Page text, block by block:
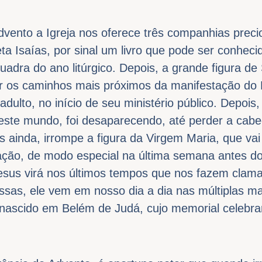
a Igreja nos oferece três companhias
Isaías, por sinal um livro que pode ser
do ano litúrgico. Depois, a grande figura
os caminhos mais próximos da manifestação do
no início de seu ministério público.
mundo, foi desaparecendo, até perder a
ainda, irrompe a figura da Virgem Maria, que
de modo especial na última semana antes
virá nos últimos tempos que nos fazem
ele vem em nosso dia a dia nas múltiplas
em Belém de Judá, cujo memorial